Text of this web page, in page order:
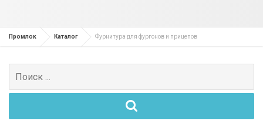
Промлок Каталог Фурнитура для фургонов и прицепов
Поиск
для: